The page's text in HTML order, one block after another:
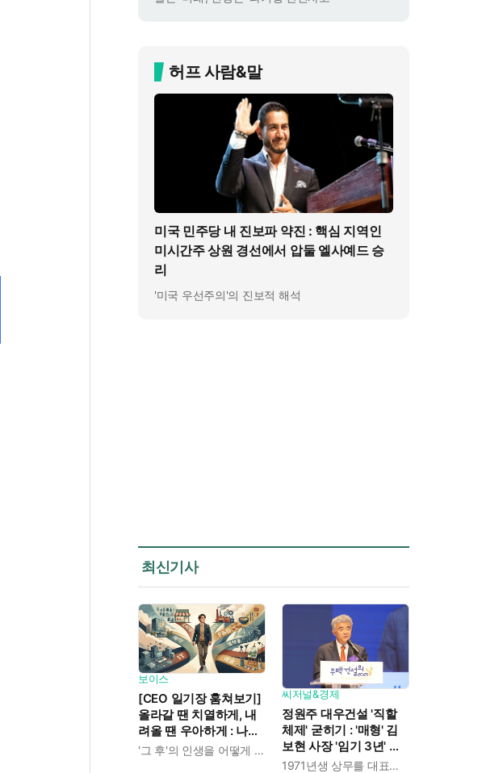
허프 사람&말
미국 민주당 내 진보파 약진 : 핵심 지역인
미시간주 상원 경선에서 압둘 엘사예드 승
리
'미국 우선주의'의 진보적 해석
최신기사
보이스
[CEO 일기장 훔쳐보기]
올라갈 땐 치열하게, 내
려올 땐 우아하게 : 나만
의 커리어 설계법
'그 후'의 인생을 어떻게 살 것인가
씨저널&경제
정원주 대우건설 '직할
체제' 굳히기 : '매형' 김
보현 사장 '임기 3년' 받
고 4개월 만에 물러났다
1971년생 상무를 대표이사로 발탁